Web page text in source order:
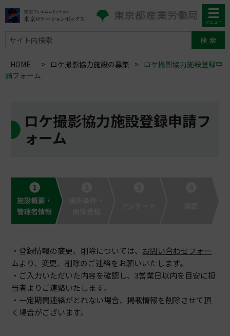
サイト内検索
HOME > ロケ撮影協力施設の募集 > ロケ撮影協力施設登録申
請フォーム
ロケ撮影協力施設登録申請フ
ォーム
・登録情報の変更、削除については、 お問い合わせフォー
ムより、変更、削除のご連絡をお願いいたします。
・ご入力いただいた内容を確認し、3営業日以内を目安に担
当者よりご連絡いたします。
・一定期間連絡がとれない場合、掲載情報を削除させて頂
く場合がございます。